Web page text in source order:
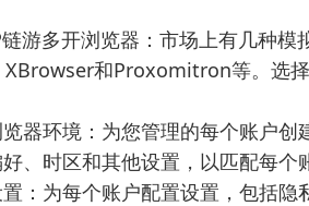
游多开浏览器：市场上有几种模
XBrowser和Proxomitron等。选
器环境：为您管理的每个账户
、时区和其他设置，以匹配每个
：为每个账户配置设置，包括